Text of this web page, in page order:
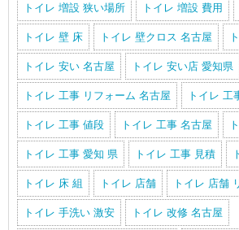
トイレ 増設 狭い場所 トイレ 増設 費用
トイレ 壁 床 トイレ 壁クロス 名古屋
トイレ 安い 名古屋 トイレ 安い店 愛知県
トイレ 工事 リフォーム 名古屋 トイレ 工
トイレ 工事 値段 トイレ 工事 名古屋
トイレ 工事 愛知 県 トイレ 工事 見積
トイレ 床 組 トイレ 店舗 トイレ 店舗
トイレ 手洗い 激安 トイレ 改修 名古屋